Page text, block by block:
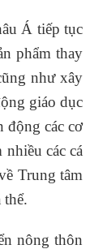
Á tiếp tục
phẩm thay
như xây
giáo dục
động các cơ
các cá
Trung tâm
nông thôn